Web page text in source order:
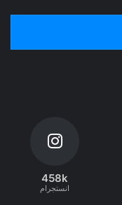
458k
انستجرام